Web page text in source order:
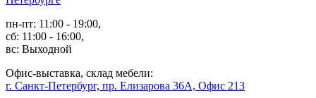
пн-пт: 11:00 - 19:00,
сб: 11:00 - 16:00,
вс: Выходной
Офис-выставка, склад мебели:
г. Санкт-Петербург, пр. Елизарова 36А, Офис 213